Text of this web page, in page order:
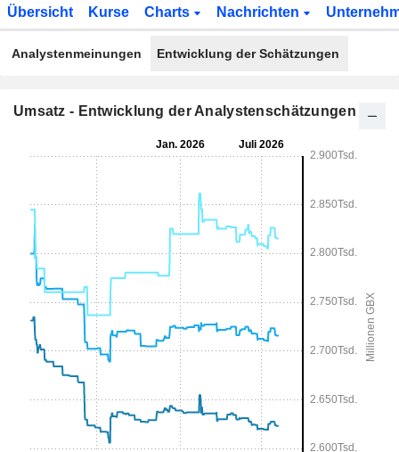
Übersicht Kurse Charts Nachrichten
Analystenmeinungen Entwicklung der Schätzungen
Umsatz - Entwicklung der Analystenschätzungen